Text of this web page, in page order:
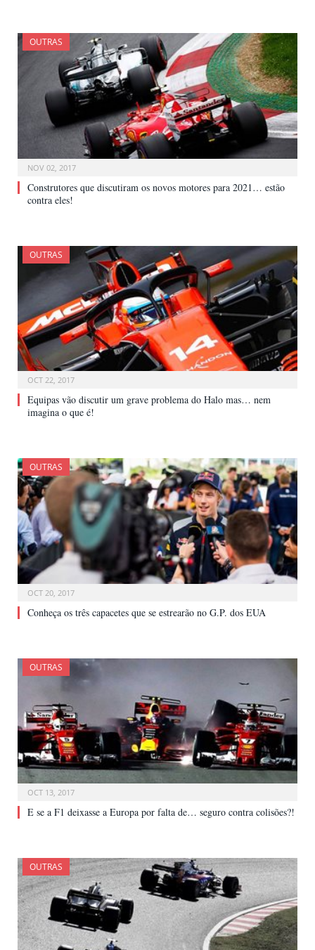
OUTRAS
NOV 02, 2017
Construtores que discutiram os novos motores para 2021… estão
contra eles!
OUTRAS
OCT 22, 2017
Equipas vão discutir um grave problema do Halo mas… nem
imagina o que é!
OUTRAS
OCT 20, 2017
Conheça os três capacetes que se estrearão no G.P. dos EUA
OUTRAS
OCT 13, 2017
E se a F1 deixasse a Europa por falta de… seguro contra colisões?!
OUTRAS